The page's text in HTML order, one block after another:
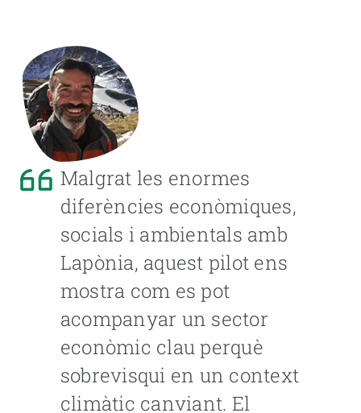
Malgrat les enormes
diferències econòmiques,
socials i ambientals amb
Lapònia, aquest pilot ens
mostra com es pot
acompanyar un sector
econòmic clau perquè
sobrevisqui en un context
climàtic canviant. El